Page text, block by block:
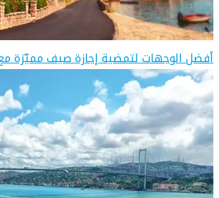
أفضل الوجهات لتمضية إجازة صيف مميّزة